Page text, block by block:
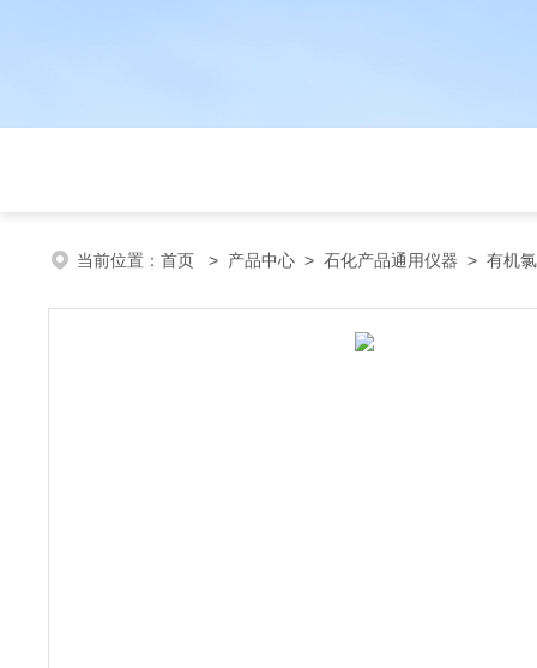
当前位置： 首页 > 产品中心 > 石化产品通用仪器 > 有机